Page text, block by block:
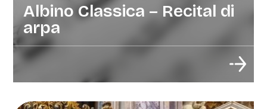
Albino Classica – Recital di
arpa